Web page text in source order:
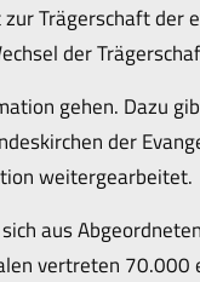
Trägerschaft
der
gehen. Dazu
der
weitergearbeitet.
aus
vertreten